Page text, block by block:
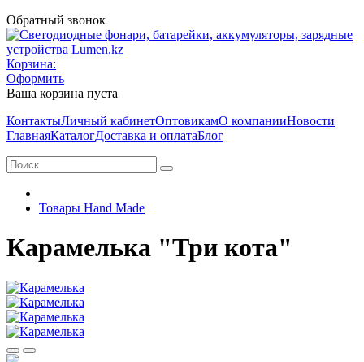
Обратный звонок
Корзина:
Оформить
Ваша корзина пуста
КонтактыЛичный кабинетОптовикамО компанииНовости
ГлавнаяКаталогДоставка и оплатаБлог
Товары Hand Made
Карамелька "Три кота"